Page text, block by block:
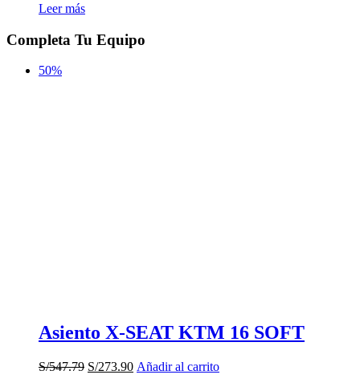
Leer más
Completa Tu Equipo
50%
Asiento X-SEAT KTM 16 SOFT
S/547.79 El
S/273.90ElAñadir al carrito